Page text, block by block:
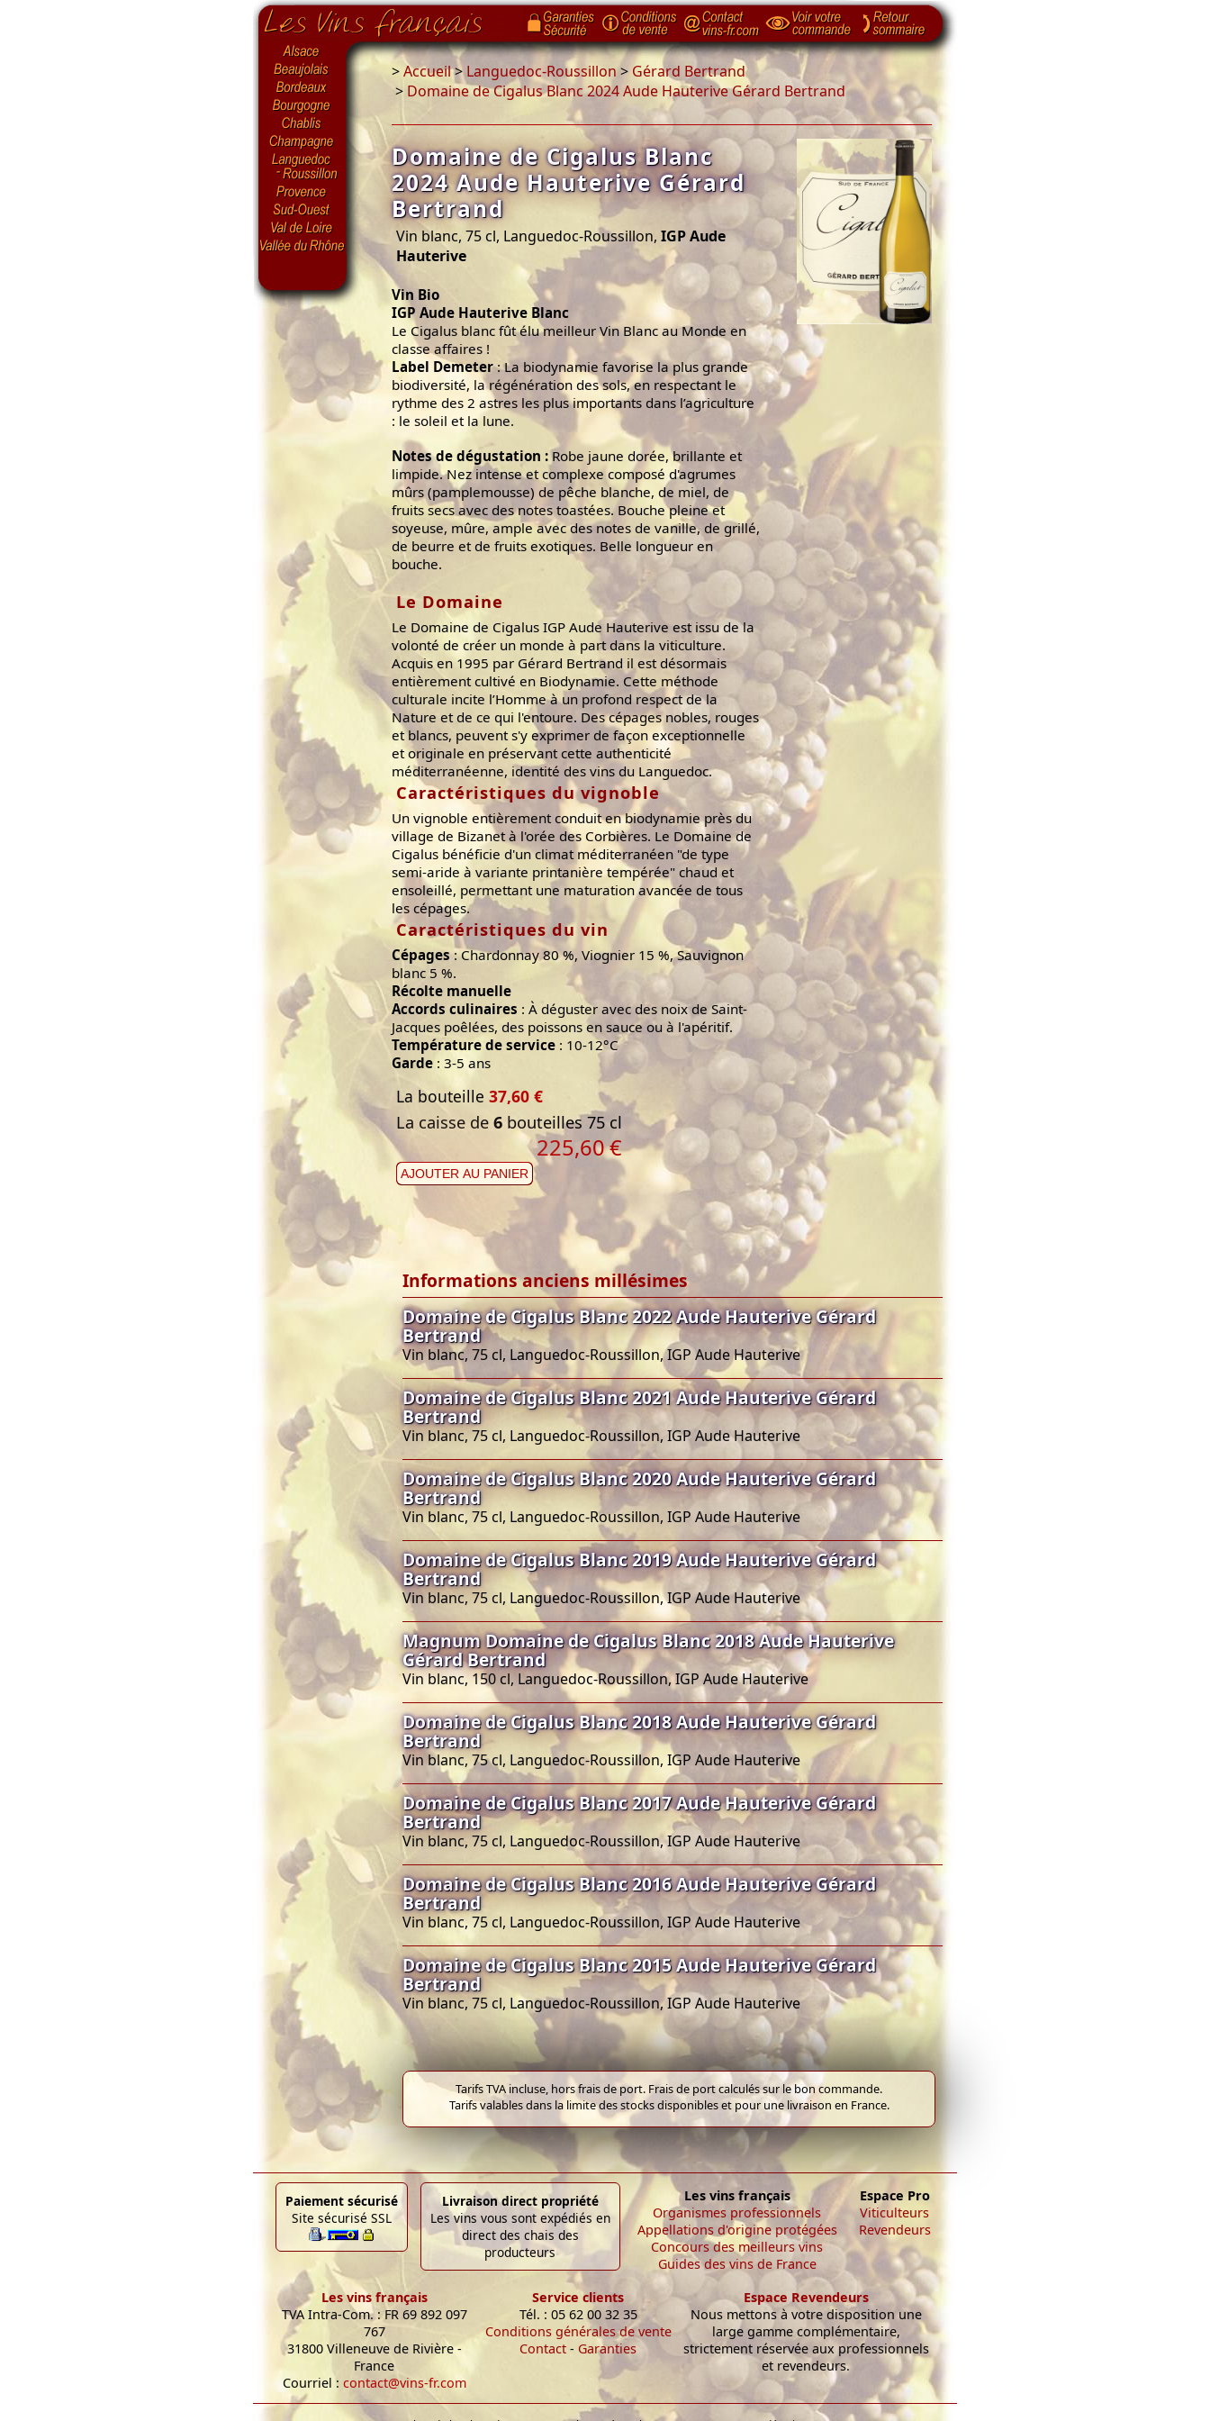
>Accueil>Languedoc-Roussillon> Gérard Bertrand
> Domaine de Cigalus Blanc 2024 Aude Hauterive Gérard Bertrand
Domaine de Cigalus Blanc
2024 Aude Hauterive Gérard
Bertrand
Vin blanc, 75 cl, Languedoc-Roussillon, IGP Aude
Hauterive
Vin Bio
IGP Aude Hauterive Blanc
Le Cigalus blanc fût élu meilleur Vin Blanc au Monde en
classe affaires !
Label Demeter: La biodynamie favorise la plus grande
biodiversité, la régénération des sols, en respectant le
rythme des 2 astres les plus importants dans l’agriculture
: le soleil et la lune.
Notes de dégustation :Robe jaune dorée, brillante et
limpide. Nez intense et complexe composé d'agrumes
mûrs (pamplemousse) de pêche blanche, de miel, de
fruits secs avec des notes toastées. Bouche pleine et
soyeuse, mûre, ample avec des notes de vanille, de grillé,
de beurre et de fruits exotiques. Belle longueur en
bouche.
Le Domaine
Le Domaine de Cigalus IGP Aude Hauterive est issu de la
volonté de créer un monde à part dans la viticulture.
Acquis en 1995 par Gérard Bertrand il est désormais
entièrement cultivé en Biodynamie. Cette méthode
culturale incite l’Homme à un profond respect de la
Nature et de ce qui l'entoure. Des cépages nobles, rouges
et blancs, peuvent s'y exprimer de façon exceptionnelle
et originale en préservant cette authenticité
méditerranéenne, identité des vins du Languedoc.
Caractéristiques du vignoble
Un vignoble entièrement conduit en biodynamie près du
village de Bizanet à l'orée des Corbières. Le Domaine de
Cigalus bénéficie d'un climat méditerranéen "de type
semi-aride à variante printanière tempérée" chaud et
ensoleillé, permettant une maturation avancée de tous
les cépages.
Caractéristiques du vin
Cépages: Chardonnay 80 %, Viognier 15 %, Sauvignon
blanc 5 %.
Récolte manuelle
Accords culinaires : À déguster avec des noix de Saint-
Jacques poêlées, des poissons en sauce ou à l'apéritif.
Température de service : 10-12°C
Garde : 3-5 ans
La bouteille 37,60 €
La caisse de 6 bouteilles 75 cl
225,60€
AJOUTER AU PANIER
Informations anciens millésimes
Domaine de Cigalus Blanc 2022 Aude Hauterive Gérard
Bertrand
Vin blanc, 75 cl, Languedoc-Roussillon, IGP Aude Hauterive
Domaine de Cigalus Blanc 2021 Aude Hauterive Gérard
Bertrand
Vin blanc, 75 cl, Languedoc-Roussillon, IGP Aude Hauterive
Domaine de Cigalus Blanc 2020 Aude Hauterive Gérard
Bertrand
Vin blanc, 75 cl, Languedoc-Roussillon, IGP Aude Hauterive
Domaine de Cigalus Blanc 2019 Aude Hauterive Gérard
Bertrand
Vin blanc, 75 cl, Languedoc-Roussillon, IGP Aude Hauterive
Magnum Domaine de Cigalus Blanc 2018 Aude Hauterive
Gérard Bertrand
Vin blanc, 150 cl, Languedoc-Roussillon, IGP Aude Hauterive
Domaine de Cigalus Blanc 2018 Aude Hauterive Gérard
Bertrand
Vin blanc, 75 cl, Languedoc-Roussillon, IGP Aude Hauterive
Domaine de Cigalus Blanc 2017 Aude Hauterive Gérard
Bertrand
Vin blanc, 75 cl, Languedoc-Roussillon, IGP Aude Hauterive
Domaine de Cigalus Blanc 2016 Aude Hauterive Gérard
Bertrand
Vin blanc, 75 cl, Languedoc-Roussillon, IGP Aude Hauterive
Domaine de Cigalus Blanc 2015 Aude Hauterive Gérard
Bertrand
Vin blanc, 75 cl, Languedoc-Roussillon, IGP Aude Hauterive
Tarifs TVA incluse, hors frais de port. Frais de port calculés sur le bon commande.
Tarifs valables dans la limite des stocks disponibles et pour une livraison en France.
Paiement sécurisé
Site sécurisé SSL
Livraison direct propriété
Les vins vous sont expédiés en
direct des chais des
producteurs
Les vins français
Organismes professionnels
Appellations d'origine protégées
Concours des meilleurs vins
Guides des vins de France
Espace Pro
Viticulteurs
Revendeurs
Les vins français
TVA Intra-Com. : FR 69 892 097
767
31800 Villeneuve de Rivière -
France
Courriel : contact@vins-fr.com
Service clients
Tél. : 05 62 00 32 35
Conditions générales de vente
Contact - Garanties
Espace Revendeurs
Nous mettons à votre disposition une
large gamme complémentaire,
strictement réservée aux professionnels
et revendeurs.